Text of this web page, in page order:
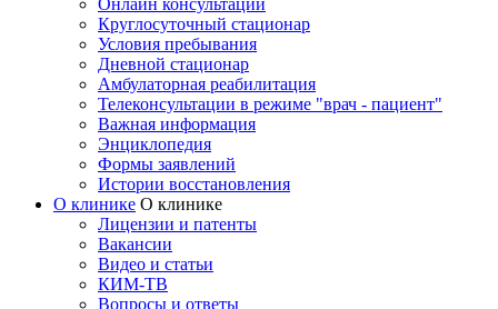
Онлайн консультации
Круглосуточный стационар
Условия пребывания
Дневной стационар
Амбулаторная реабилитация
Телеконсультации в режиме "врач - пациент"
Важная информация
Энциклопедия
Формы заявлений
Истории восстановления
О клинике О клинике
Лицензии и патенты
Вакансии
Видео и статьи
КИМ-ТВ
Вопросы и ответы